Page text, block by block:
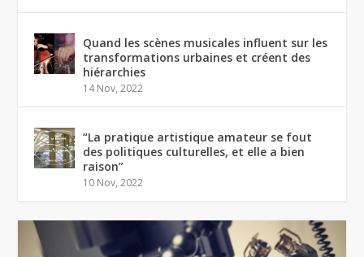
Quand les scènes musicales influent sur les
transformations urbaines et créent des
hiérarchies
14 Nov, 2022
“La pratique artistique amateur se fout
des politiques culturelles, et elle a bien
raison”
10 Nov, 2022